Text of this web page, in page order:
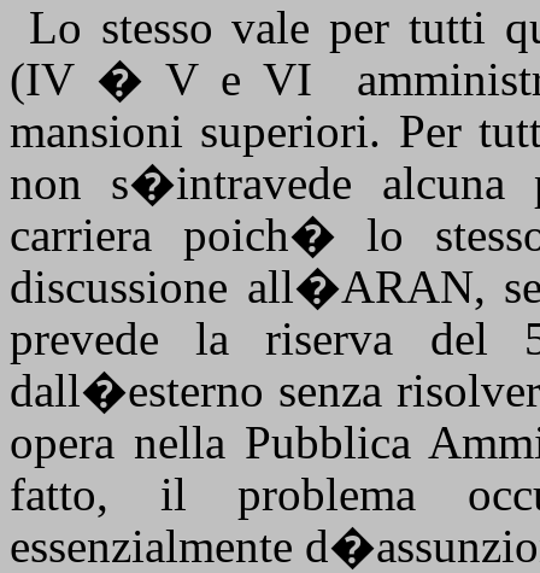
Lo stesso vale per tutti
(IV � V e VI
mansioni superiori. Per
non s�intravede
carriera poich� lo
discussione all�ARAN,
prevede la riserva del
dall�esterno senza
opera nella Pubblica
fatto, il problema
essenzialmente